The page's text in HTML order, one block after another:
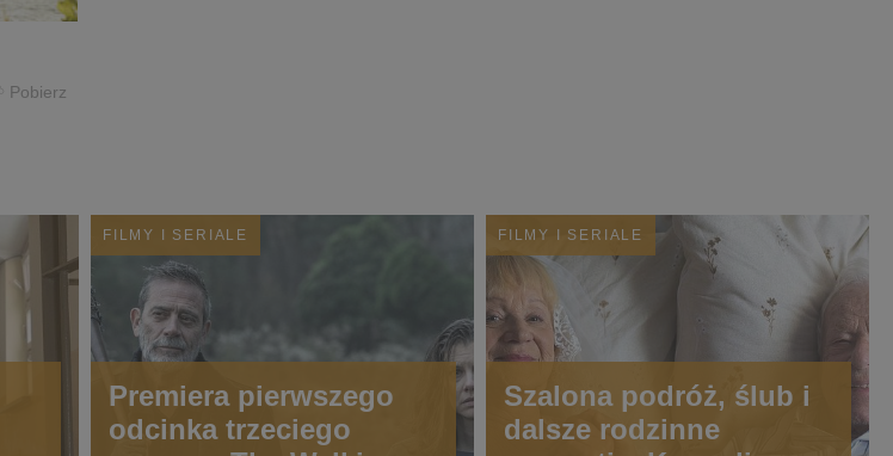
Pobierz
FILMY I SERIALE
Premiera pierwszego
odcinka trzeciego
FILMY I SERIALE
Szalona podróż, ślub i
dalsze rodzinne